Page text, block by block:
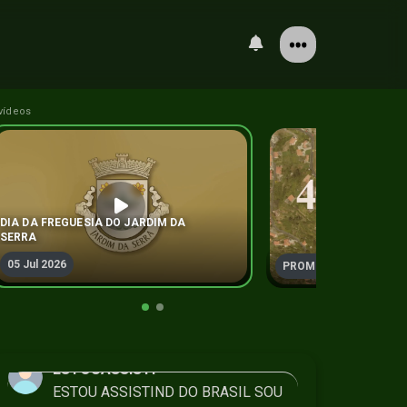
DIA DA FREGUESIA DO JARDIM DA
SERRA
05 Jul 2026 PROMO
ESTOUASSISTI
ESTOU ASSISTIND DO BRASIL SOU